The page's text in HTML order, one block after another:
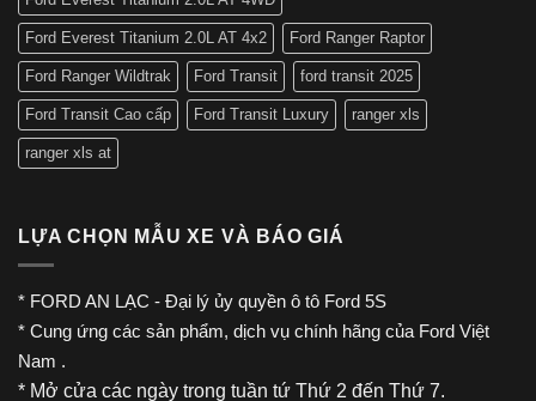
Ford Everest Titanium 2.0L AT 4x2 Ford Ranger Raptor
Ford Ranger Wildtrak Ford Transit ford transit 2025
Ford Transit Cao cấp Ford Transit Luxury ranger xls
ranger xls at
LỰA CHỌN MẪU XE VÀ BÁO GIÁ
* FORD AN LẠC - Đại lý ủy quyền ô tô Ford 5S
* Cung ứng các sản phẩm, dịch vụ chính hãng của Ford Việt
Nam .
* Mở cửa các ngày trong tuần tứ Thứ 2 đến Thứ 7.